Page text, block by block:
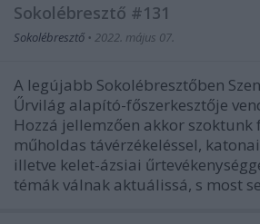
Sokolébresztő #131
Sokolébresztő • 2022. május 07.
A legújabb Sokolébresztőben
Űrvilág alapító-főszerkesztője
Hozzá jellemzően akkor
műholdas távérzékeléssel,
illetve kelet-ázsiai
témák válnak aktuálissá, s most